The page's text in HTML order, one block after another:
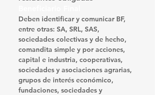
Deben identificar y comunicar BF,
entre otras: SA, SRL, SAS,
sociedades colectivas y de hecho,
comandita simple y por acciones,
capital e industria, cooperativas,
sociedades y asociaciones agrarias,
grupos de interés económico,
fundaciones, sociedades y